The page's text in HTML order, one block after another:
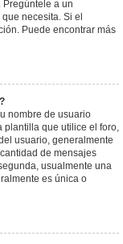
a un
necesita. Si el
Puede encontrar más
nombre de usuario
plantilla que utilice el foro,
usuario, generalmente
de mensajes
usualmente una
es única o